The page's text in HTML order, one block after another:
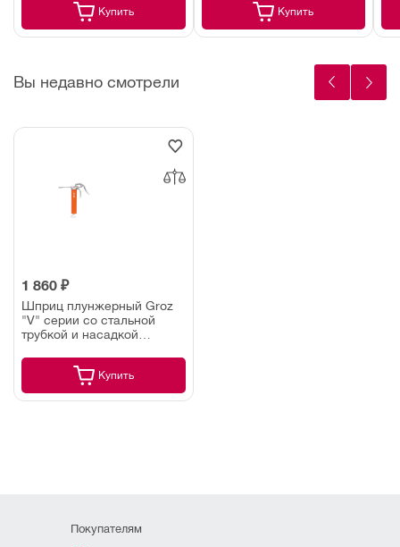
Купить Купить
Вы недавно смотрели
1 860 ₽
Шприц плунжерный Groz
"V" серии со стальной
трубкой и насадкой
Купить
Покупателям